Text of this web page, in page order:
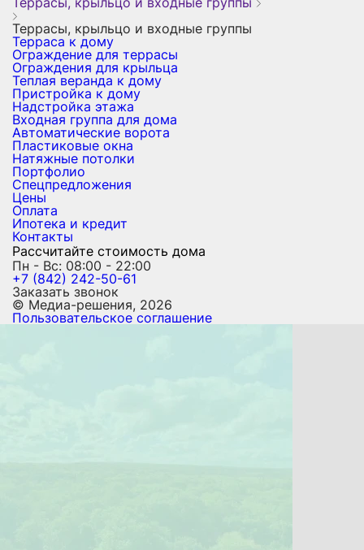
Террасы, крыльцо и входные группы
Терраса к дому
Ограждение для террасы
Ограждения для крыльца
Теплая веранда к дому
Пристройка к дому
Надстройка этажа
Входная группа для дома
Автоматические ворота
Пластиковые окна
Натяжные потолки
Портфолио
Спецпредложения
Цены
Оплата
Ипотека и кредит
Контакты
Рассчитайте стоимость дома
Пн - Вс: 08:00 - 22:00
+7 (842) 242-50-61
Заказать звонок
© Медиа-решения, 2026
Пользовательское соглашение